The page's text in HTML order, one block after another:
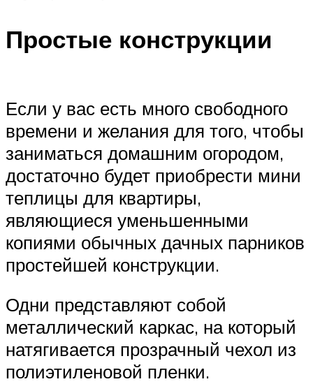
Простые конструкции
Если у вас есть много свободного
времени и желания для того, чтобы
заниматься домашним огородом,
достаточно будет приобрести мини
теплицы для квартиры,
являющиеся уменьшенными
копиями обычных дачных парников
простейшей конструкции.
Одни представляют собой
металлический каркас, на который
натягивается прозрачный чехол из
полиэтиленовой пленки.